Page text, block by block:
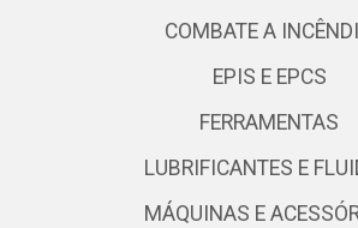
COMBATE A
EPIS E EPCS
FERRAMENTAS
LUBRIFICANTES E
MÁQUINAS E